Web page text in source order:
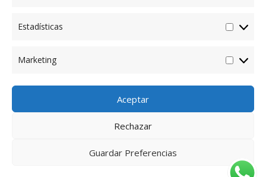
Estadísticas
Marketing
Aceptar
Rechazar
Guardar Preferencias
a
m
n